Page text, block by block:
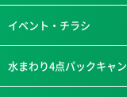
イベント・チラシ
水まわり4点パックキャ